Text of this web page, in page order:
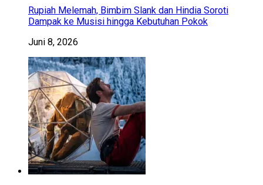
Rupiah Melemah, Bimbim Slank dan Hindia Soroti
Dampak ke Musisi hingga Kebutuhan Pokok
Juni 8, 2026